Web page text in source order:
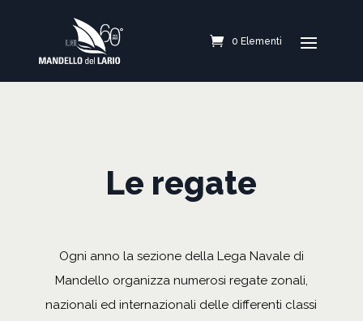
0 Elementi
Le regate
Ogni anno la sezione della Lega Navale di
Mandello organizza numerosi regate zonali,
nazionali ed internazionali delle differenti classi